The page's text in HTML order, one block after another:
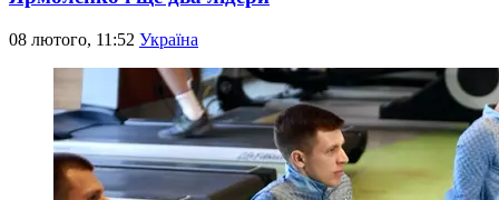
08 лютого, 11:52 Україна